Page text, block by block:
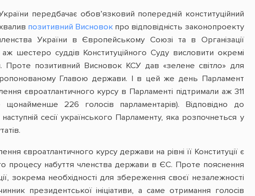
передбачає обов’язковий попередній конституційний
позитивний Висновок про відповідність законопроекту
України в Європейському Союзі та в Організації
шестеро суддів Конституційного Суду висловити окремі
Проте позитивний Висновок КСУ дав «зелене світло» для
Главою держави. І в цей же день Парламент
євроатлантичного курсу в Парламенті підтримали аж 311
226 голосів парламентарів). Відповідно до
сесії українського Парламенту, яка розпочнеться у
євроатлантичного курсу держави на рівні її Конституції є
процесу набуття членства держави в ЄС. Проте пояснення
зокрема необхідності для збереження своєї незалежності
президентської ініціативи, а саме отримання голосів